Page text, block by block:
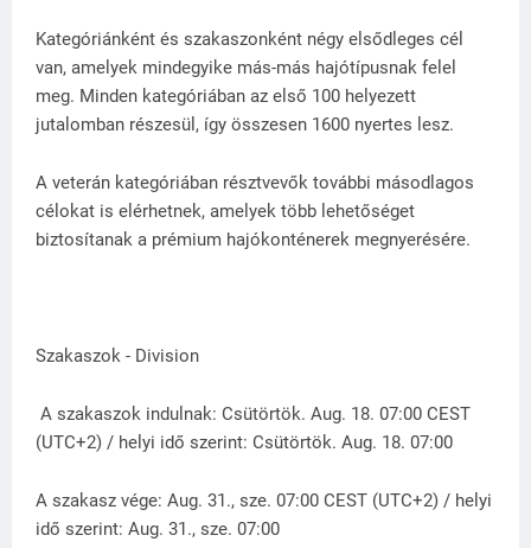
Kategóriánként és szakaszonként négy elsődleges cél
van, amelyek mindegyike más-más hajótípusnak felel
meg. Minden kategóriában az első 100 helyezett
jutalomban részesül, így összesen 1600 nyertes lesz.
A veterán kategóriában résztvevők további másodlagos
célokat is elérhetnek, amelyek több lehetőséget
biztosítanak a prémium hajókonténerek megnyerésére.
Szakaszok - Division
A szakaszok indulnak: Csütörtök. Aug. 18. 07:00 CEST
(UTC+2) / helyi idő szerint: Csütörtök. Aug. 18. 07:00
A szakasz vége: Aug. 31., sze. 07:00 CEST (UTC+2) / helyi
idő szerint: Aug. 31., sze. 07:00